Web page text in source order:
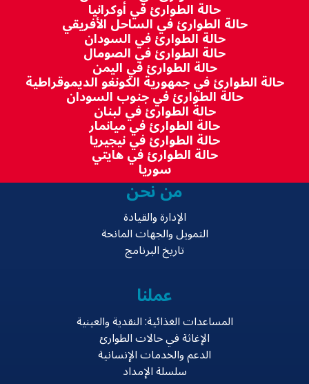
حالة الطوارئ في أوكرانيا
حالة الطوارئ في الساحل الأفريقي
حالة الطوارئ في السودان
حالة الطوارئ في الصومال
حالة الطوارئ في اليمن
حالة الطوارئ في جمهورية الكونغو الديموقراطية
حالة الطوارئ في جنوب السودان
حالة الطوارئ في لبنان
حالة الطوارئ في ميانمار
حالة الطوارئ في نيجيريا
حالة الطوارئ في هايتي
سوريا
من نحن
الإدارة والقيادة
التمويل والجهات المانحة
تاريخ البرنامج
عملنا
المساعدات الغذائية: النقدية والعينية
الإغاثة في حالات الطوارئ
الدعم والخدمات الإنسانية
سلسلة الإمداد